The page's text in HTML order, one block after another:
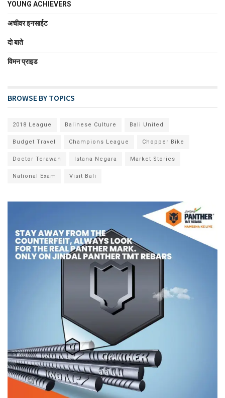
YOUNG ACHIEVERS
अचीवर इनसाईट
दो बाते
विमन प्राइड
BROWSE BY TOPICS
2018 League Balinese Culture Bali United
Budget Travel Champions League Chopper Bike
Doctor Terawan Istana Negara Market Stories
National Exam Visit Bali